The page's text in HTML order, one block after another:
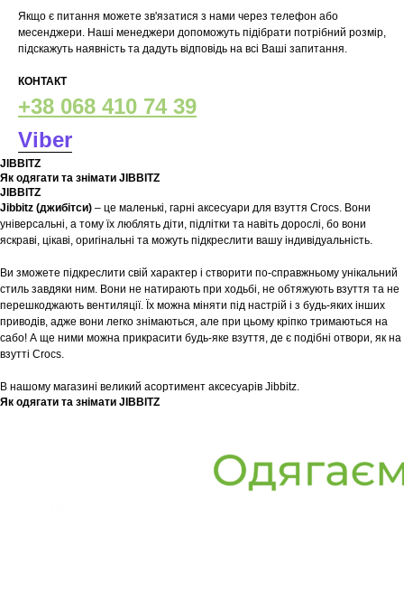
Якщо є питання можете зв'язатися з нами через телефон або
месенджери. Наші менеджери допоможуть підібрати потрібний розмір,
підскажуть наявність та дадуть відповідь на всі Ваші запитання.
КОНТАКТ
+38 068 410 74 39
Viber
JIBBITZ
Як одягати та знімати JIBBITZ
JIBBITZ
Jibbitz (джибітси) – це маленькі, гарні аксесуари для взуття Crocs. Вони
універсальні, а тому їх люблять діти, підлітки та навіть дорослі, бо вони
яскраві, цікаві, оригінальні та можуть підкреслити вашу індивідуальність.
Ви зможете підкреслити свій характер і створити по-справжньому унікальний
стиль завдяки ним. Вони не натирають при ходьбі, не обтяжують взуття та не
перешкоджають вентиляції. Їх можна міняти під настрій і з будь-яких інших
приводів, адже вони легко знімаються, але при цьому кріпко тримаються на
сабо! А ще ними можна прикрасити будь-яке взуття, де є подібні отвори, як на
взутті Crocs.
В нашому магазині великий асортимент аксесуарів Jibbitz.
Як одягати та знімати JIBBITZ